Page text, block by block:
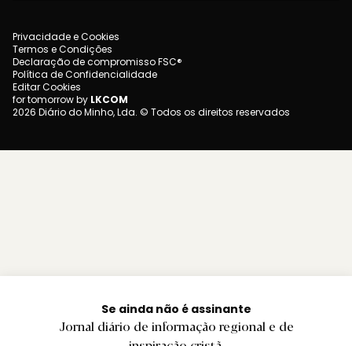
Se ainda não é assinante
Jornal diário de informação regional e de
Privacidade e Cookies
Termos e Condições
Declaração de compromisso FSC®
Política de Confidencialidade
Editar Cookies
for tomorrow by LKCOM
2026 Diário do Minho, Lda. © Todos os direitos reservados